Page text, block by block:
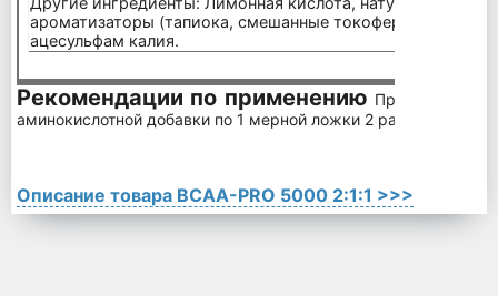
ароматизаторы (тапиока, смешанные токоферолы,
ацесульфам калия.
Рекомендации по применению Принимайте
аминокислотной добавки по 1 мерной ложки 2 раза в день.
Описание товара BCAA-PRO 5000 2:1:1 >>>